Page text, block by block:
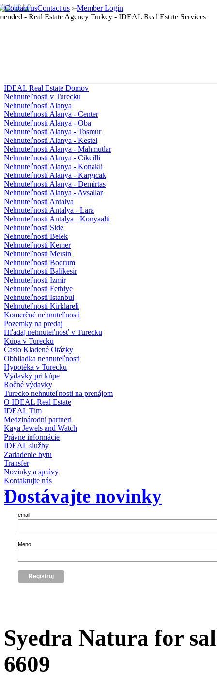
Contact us Member Login
×
IDEAL Real Estate Domov
Nehnuteľnosti v Turecku
Nehnuteľnosti Alanya
Nehnuteľnosti Alanya - Center
Nehnuteľnosti Alanya - Oba
Nehnuteľnosti Alanya - Tosmur
Nehnuteľnosti Alanya - Kestel
Nehnuteľnosti Alanya - Mahmutlar
Nehnuteľnosti Alanya - Cikcilli
Nehnuteľnosti Alanya - Konakli
Nehnuteľnosti Alanya - Kargicak
Nehnuteľnosti Alanya - Demirtas
Nehnuteľnosti Alanya - Avsallar
Nehnuteľnosti Antalya
Nehnuteľnosti Antalya - Lara
Nehnuteľnosti Antalya - Konyaalti
Nehnuteľnosti Side
Nehnuteľnosti Belek
Nehnuteľnosti Kemer
Nehnuteľnosti Mersin
Nehnuteľnosti Bodrum
Nehnuteľnosti Balikesir
Nehnuteľnosti Izmir
Nehnuteľnosti Fethiye
Nehnuteľnosti Istanbul
Nehnuteľnosti Kirklareli
Komerčné nehnuteľnosti
Pozemky na predaj
Hľadaj nehnuteľnosť v Turecku
Kúpa v Turecku
Často Kladené Otázky
Obhliadka nehnuteľnosti
Hypotéka v Turecku
Výdavky pri kúpe
Ročné výdavky
Turecko nehnuteľnosti na prenájom
O IDEAL Real Estate
IDEAL Tím
Medzinárodní partneri
Kaya Jewels and Watch
Právne informácie
IDEAL služby
Zariadenie bytu
Transfer
Novinky a správy
Kontaktujte nás
Dostávajte novinky
email
Meno
Syedra Natura for
6609